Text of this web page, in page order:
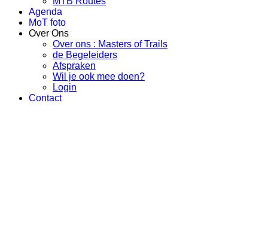
Agenda
MoT foto
Over Ons
Over ons : Masters of Trails
de Begeleiders
Afspraken
Wil je ook mee doen?
Login
Contact